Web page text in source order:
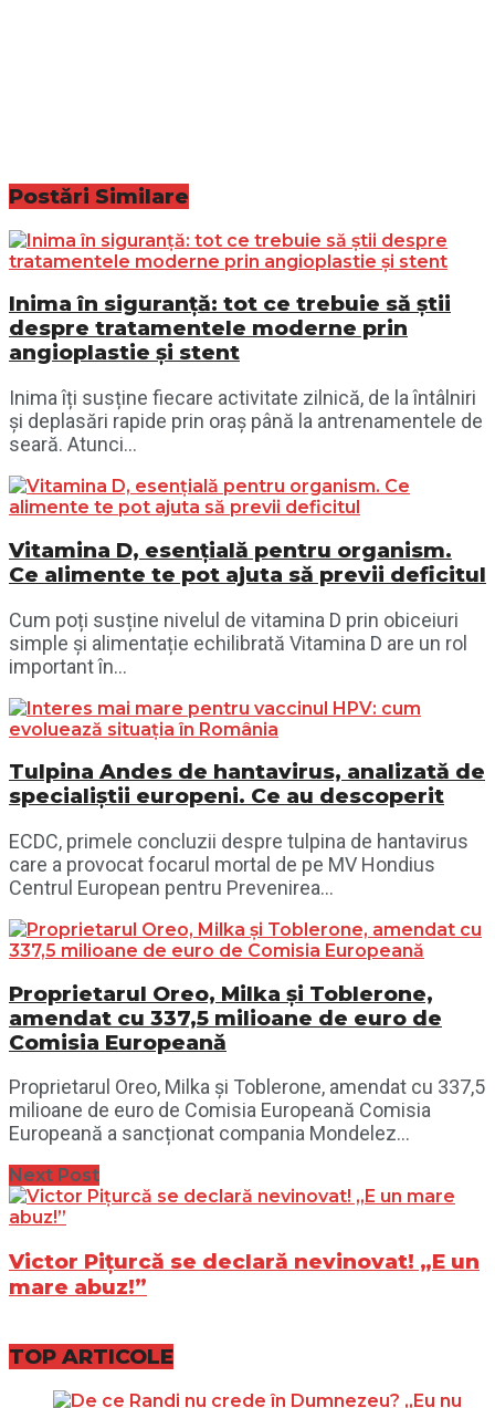
Postări Similare
Inima în siguranță: tot ce trebuie să știi
despre tratamentele moderne prin
angioplastie și stent
Inima îți susține fiecare activitate zilnică, de la întâlniri
și deplasări rapide prin oraș până la antrenamentele de
seară. Atunci...
Vitamina D, esențială pentru organism.
Ce alimente te pot ajuta să previi deficitul
Cum poți susține nivelul de vitamina D prin obiceiuri
simple și alimentație echilibrată Vitamina D are un rol
important în...
Tulpina Andes de hantavirus, analizată de
specialiștii europeni. Ce au descoperit
ECDC, primele concluzii despre tulpina de hantavirus
care a provocat focarul mortal de pe MV Hondius
Centrul European pentru Prevenirea...
Proprietarul Oreo, Milka și Toblerone,
amendat cu 337,5 milioane de euro de
Comisia Europeană
Proprietarul Oreo, Milka și Toblerone, amendat cu 337,5
milioane de euro de Comisia Europeană Comisia
Europeană a sancționat compania Mondelez...
Next Post
Victor Pițurcă se declară nevinovat! „E un
mare abuz!”
TOP ARTICOLE